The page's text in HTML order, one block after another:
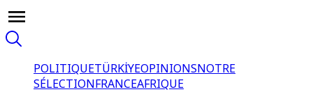
POLITIQUETÜRKİYEOPINIONSNOTRE
SÉLECTIONFRANCEAFRIQUE